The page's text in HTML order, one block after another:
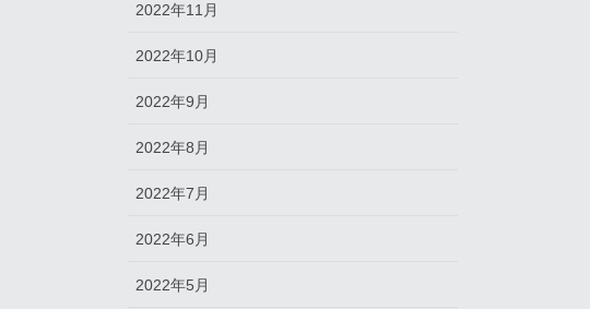
2022年11月
2022年10月
2022年9月
2022年8月
2022年7月
2022年6月
2022年5月